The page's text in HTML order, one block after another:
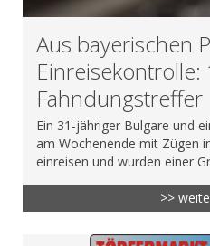
Aus bayerischen
Einreisekontrolle:
Fahndungstreffer
Ein 31-jähriger Bulgare und
am Wochenende mit Zügen
einreisen und wurden einer
>>